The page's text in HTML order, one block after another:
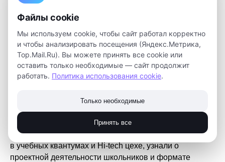
Лебедев В.Р., директор представительства
международной ассоциации «Worlddidac» в
Казахстане и странах СНГ, Асакаева Д.С.,
заместитель директора КГКП «Учебно-методического
центра развития образования Карагандинской
области» и Яхьярова С.М., руководитель отдела
Гостей технопарка сопровождала Грабцевич И.Б.,
начальник Департамента общего образования
Томской области. Представители делегации побывали
в учебных квантумах и Hi-tech цехе, узнали о
проектной деятельности школьников и формате
Файлы cookie
Мы используем cookie, чтобы сайт работал корректно
и чтобы анализировать посещения (Яндекс.Метрика,
Top.Mail.Ru). Вы можете принять все cookie или
оставить только необходимые — сайт продолжит
работать. Политика использования cookie.
Только необходимые
Принять все